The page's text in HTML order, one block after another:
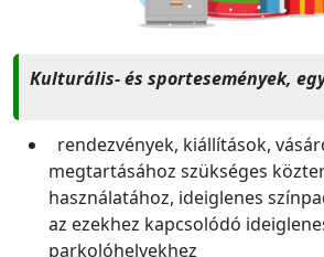
Kulturális- és sportesemények,
rendezvények, kiállítások,
megtartásához szükséges
használatához, ideiglenes
az ezekhez kapcsolódó
parkolóhelyekhez